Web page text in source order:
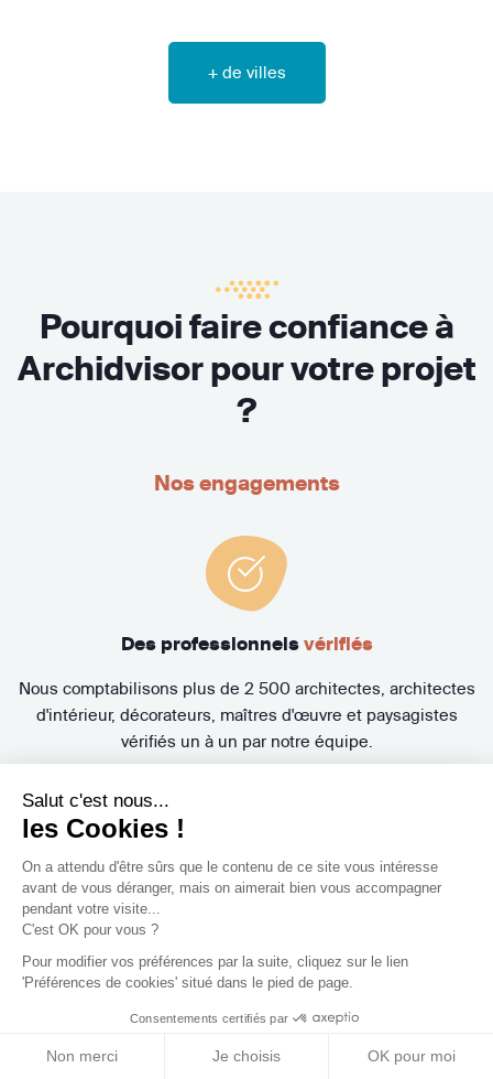
Salut c'est nous...
les Cookies !
On a attendu d'être sûrs que le contenu de ce site vous intéresse
avant de vous déranger, mais on aimerait bien vous accompagner
pendant votre visite...
C'est OK pour vous ?
Pour modifier vos préférences par la suite, cliquez sur le lien
'Préférences de cookies' situé dans le pied de page.
Consentements certifiés par
Non merci Je choisis OK pour moi
+ de villes
Pourquoi faire confiance à
Archidvisor pour votre projet
?
Nos engagements
Des professionnels vérifiés
Nous comptabilisons plus de 2 500 architectes, architectes
d'intérieur, décorateurs, maîtres d'œuvre et paysagistes
vérifiés un à un par notre équipe.
Un accompagnement de
Nos Experts Travaux vous aident à trouver le Concepteur
d'œuvre, paysagiste) idéal et suivent l'évolution de votre
projet. Bénéficiez également de la Protection Juridique